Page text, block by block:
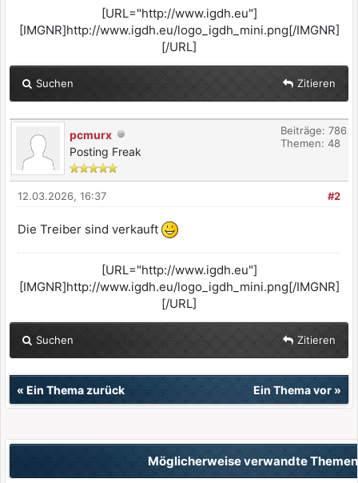
[URL="http://www.igdh.eu"]
[IMGNR]http://www.igdh.eu/logo_igdh_mini.png[/IMGNR]
[/URL]
Suchen Zitieren
pcmurx
Posting Freak
Beiträge: 786
Themen: 48
#2
12.03.2026, 16:37
Die Treiber sind verkauft
[URL="http://www.igdh.eu"]
[IMGNR]http://www.igdh.eu/logo_igdh_mini.png[/IMGNR]
[/URL]
Suchen Zitieren
« Ein Thema zurück Ein Thema vor»
Möglicherweise verwandte